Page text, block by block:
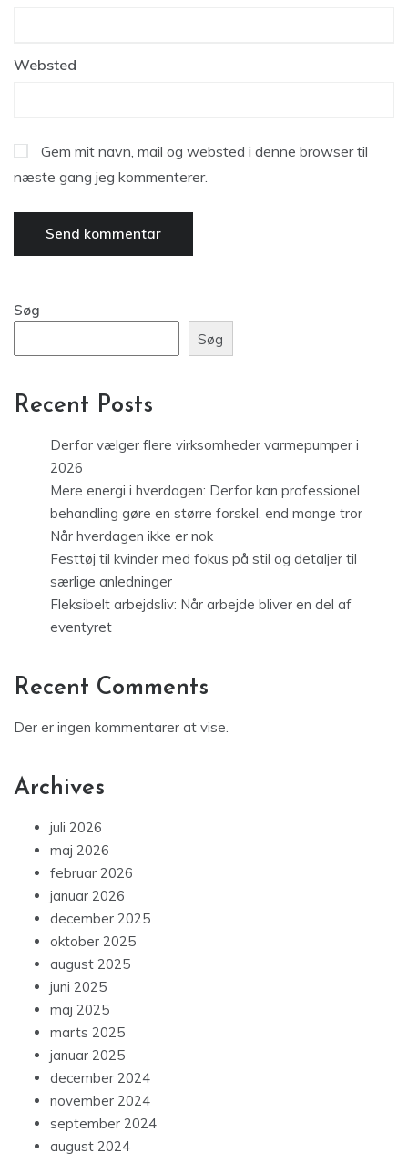
Websted
Gem mit navn, mail og websted i denne browser til
næste gang jeg kommenterer.
Søg
Søg
Recent Posts
Derfor vælger flere virksomheder varmepumper i
2026
Mere energi i hverdagen: Derfor kan professionel
behandling gøre en større forskel, end mange tror
Når hverdagen ikke er nok
Festtøj til kvinder med fokus på stil og detaljer til
særlige anledninger
Fleksibelt arbejdsliv: Når arbejde bliver en del af
eventyret
Recent Comments
Der er ingen kommentarer at vise.
Archives
juli 2026
maj 2026
februar 2026
januar 2026
december 2025
oktober 2025
august 2025
juni 2025
maj 2025
marts 2025
januar 2025
december 2024
november 2024
september 2024
august 2024